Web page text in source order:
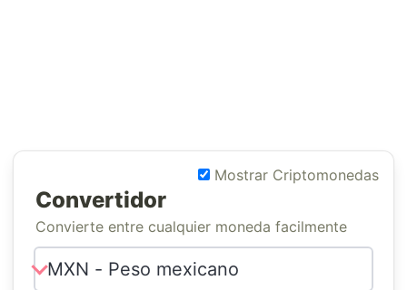
Mostrar Criptomonedas
Convertidor
Convierte entre cualquier moneda facilmente